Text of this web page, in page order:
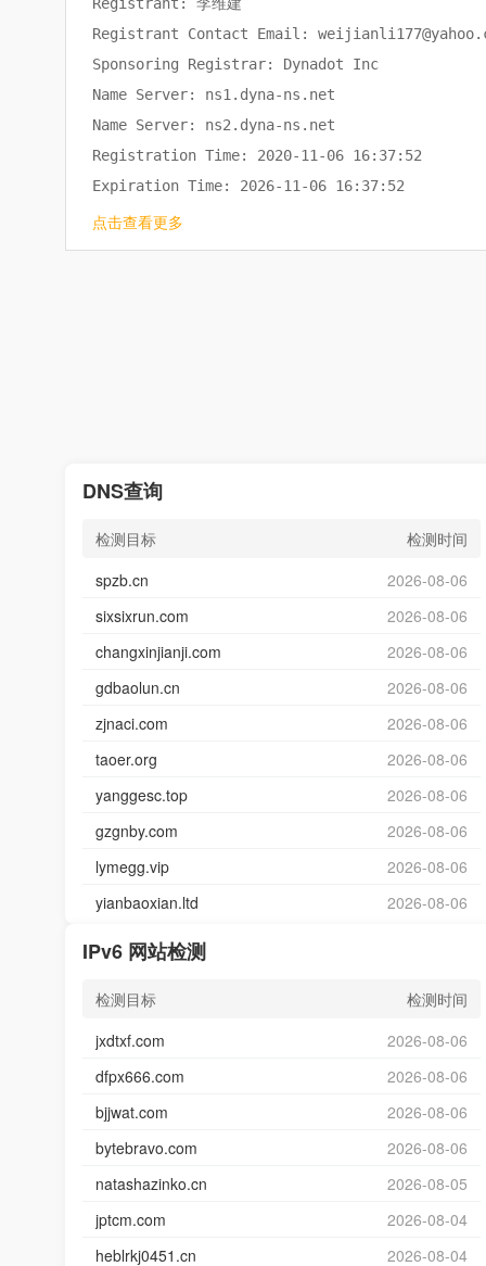
Registrant Contact Email:
Sponsoring Registrar: Dynadot Inc
Name Server: ns1.dyna-ns.net
Name Server: ns2.dyna-ns.net
Registration Time: 2020-11-06 16:37:52
Expiration Time: 2026-11-06 16:37:52
DNSSEC: unsigned
点击查看更多
DNS查询
检测目标
检测时间
spzb.cn
2026-08-06
sixsixrun.com
2026-08-06
changxinjianji.com
2026-08-06
gdbaolun.cn
2026-08-06
zjnaci.com
2026-08-06
taoer.org
2026-08-06
yanggesc.top
2026-08-06
gzgnby.com
2026-08-06
lymegg.vip
2026-08-06
yianbaoxian.ltd
2026-08-06
IPv6 网站检测
检测目标
检测时间
jxdtxf.com
2026-08-06
dfpx666.com
2026-08-06
bjjwat.com
2026-08-06
bytebravo.com
2026-08-06
natashazinko.cn
2026-08-05
jptcm.com
2026-08-04
heblrkj0451.cn
2026-08-04